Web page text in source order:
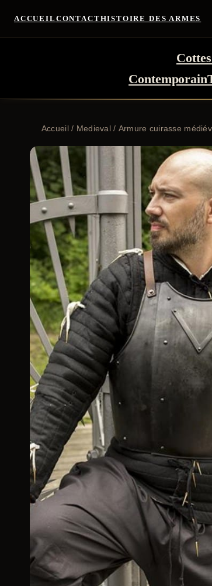
ACCUEIL CONTACTHISTOIRE DES ARMES
Contemporain
Accueil/ Medieval/ Armure cuirasse